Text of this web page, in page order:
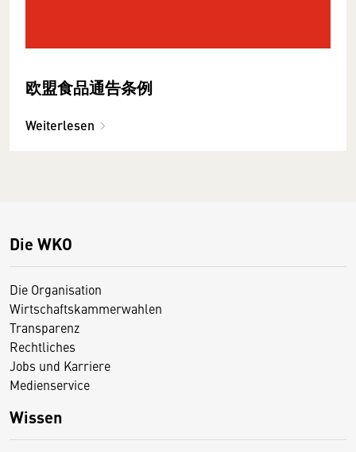
欧盟食品通告条例
Weiterlesen
Die WKO
Die Organisation
Wirtschaftskammerwahlen
Transparenz
Rechtliches
Jobs und Karriere
Medienservice
Wissen